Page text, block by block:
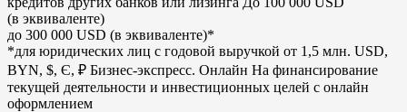
(в эквиваленте)
до 300 000 USD (в эквиваленте)*
*для юридических лиц с годовой выручкой от 1,5 млн. USD,
BYN, $, Є, ₽ Бизнес-экспресс. Онлайн На финансирование
текущей деятельности и инвестиционных целей с онлайн
оформлением